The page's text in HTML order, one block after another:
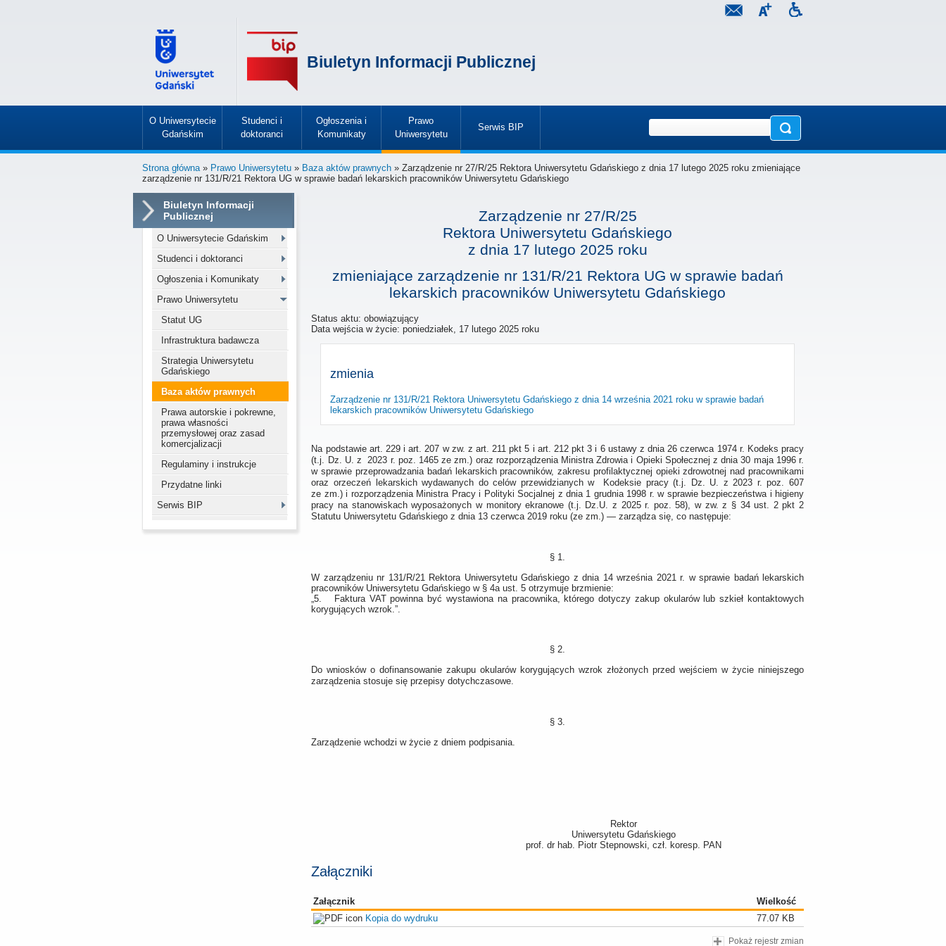
Biuletyn Informacji Publicznej
O Uniwersytecie
Gdańskim
»
Studenci i
doktoranci
»
Ogłoszenia i
Komunikaty
»
Prawo
Uniwersytetu
»
Serwis BIP
»
Strona główna» Prawo Uniwersytetu » Baza aktów prawnych » Zarządzenie nr 27/R/25 Rektora Uniwersytetu Gdańskiego z dnia 17 lutego 2025 roku zmieniające
zarządzenie nr 131/R/21 Rektora UG w sprawie badań lekarskich pracowników Uniwersytetu Gdańskiego
Biuletyn Informacji
Publicznej
O Uniwersytecie Gdańskim
Studenci i doktoranci
Ogłoszenia i Komunikaty
Prawo Uniwersytetu
Statut UG
Infrastruktura badawcza
Strategia Uniwersytetu
Gdańskiego
Baza aktów prawnych
Prawa autorskie i pokrewne,
prawa własności
przemysłowej oraz zasad
komercjalizacji
Regulaminy i instrukcje
Przydatne linki
Serwis BIP
Zarządzenie nr 27/R/25
Rektora Uniwersytetu Gdańskiego
z dnia 17 lutego 2025 roku
zmieniające zarządzenie nr 131/R/21 Rektora UG w sprawie badań
lekarskich pracowników Uniwersytetu Gdańskiego
Status aktu: obowiązujący
Data wejścia w życie: poniedziałek, 17 lutego 2025 roku
zmienia
Zarządzenie nr 131/R/21 Rektora Uniwersytetu Gdańskiego z dnia 14 września 2021 roku w sprawie badań
lekarskich pracowników Uniwersytetu Gdańskiego
Na podstawie art. 229 i art. 207 w zw. z art. 211 pkt 5 i art. 212 pkt 3 i 6 ustawy z dnia 26 czerwca 1974 r. Kodeks pracy
(t.j. Dz. U. z 2023 r. poz. 1465 ze zm.) oraz rozporządzenia Ministra Zdrowia i Opieki Społecznej z dnia 30 maja 1996 r.
w sprawie przeprowadzania badań lekarskich pracowników, zakresu profilaktycznej opieki zdrowotnej nad pracownikami
oraz orzeczeń lekarskich wydawanych do celów przewidzianych w Kodeksie pracy (t.j. Dz. U. z 2023 r. poz. 607
ze zm.) i rozporządzenia Ministra Pracy i Polityki Socjalnej z dnia 1 grudnia 1998 r. w sprawie bezpieczeństwa i higieny
pracy na stanowiskach wyposażonych w monitory ekranowe (t.j. Dz.U. z 2025 r. poz. 58), w zw. z § 34 ust. 2 pkt 2
Statutu Uniwersytetu Gdańskiego z dnia 13 czerwca 2019 roku (ze zm.) — zarządza się, co następuje:
§ 1.
W zarządzeniu nr 131/R/21 Rektora Uniwersytetu Gdańskiego z dnia 14 września 2021 r. w sprawie badań lekarskich
pracowników Uniwersytetu Gdańskiego w § 4a ust. 5 otrzymuje brzmienie:
„5. Faktura VAT powinna być wystawiona na pracownika, którego dotyczy zakup okularów lub szkieł kontaktowych
korygujących wzrok.”.
§ 2.
Do wniosków o dofinansowanie zakupu okularów korygujących wzrok złożonych przed wejściem w życie niniejszego
zarządzenia stosuje się przepisy dotychczasowe.
§ 3.
Zarządzenie wchodzi w życie z dniem podpisania.
Rektor
Uniwersytetu Gdańskiego
prof. dr hab. Piotr Stepnowski, czł. koresp. PAN
Załączniki
Załącznik
Wielkość
Kopia do wydruku
77.07 KB
Pokaż rejestr zmian